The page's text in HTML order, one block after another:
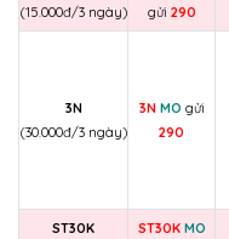
(15.000đ/3 ngày)
gửi 290
3N
(30.000đ/3 ngày)
3N MO gửi
290
ST30K
ST30K MO